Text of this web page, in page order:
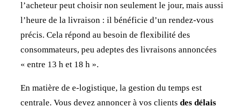
l’acheteur peut choisir non seulement le jour, mais aussi
l’heure de la livraison : il bénéficie d’un rendez-vous
précis. Cela répond au besoin de flexibilité des
consommateurs, peu adeptes des livraisons annoncées
« entre 13 h et 18 h ».
En matière de e-logistique, la gestion du temps est
centrale. Vous devez annoncer à vos clients des délais